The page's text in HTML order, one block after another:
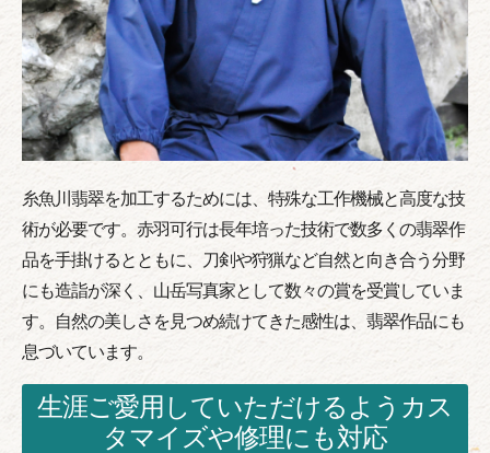
糸魚川翡翠を加工するためには、特殊な工作機械と高度な技
術が必要です。赤羽可行は長年培った技術で数多くの翡翠作
品を手掛けるとともに、刀剣や狩猟など自然と向き合う分野
にも造詣が深く、山岳写真家として数々の賞を受賞していま
す。自然の美しさを見つめ続けてきた感性は、翡翠作品にも
息づいています。
生涯ご愛用していただけるようカス
タマイズや修理にも対応